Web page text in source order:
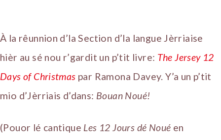
À la rêunnion d’la Section d’la langue Jèrriaise
hièr au sé nou r’gardit un p’tit livre: The Jersey 12
Days of Christmas par Ramona Davey. Y’a un p’tit
mio d’Jèrriais d’dans: Bouan Noué!
(Pouor lé cantique Les 12 Jours dé Noué en